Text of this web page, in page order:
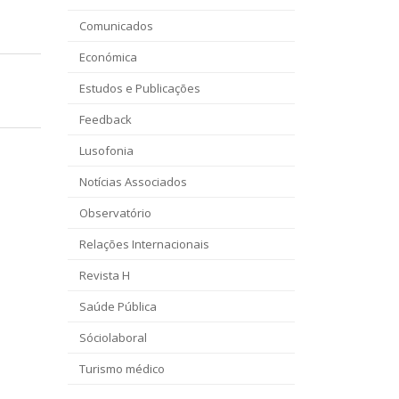
Comunicados
Económica
Estudos e Publicações
Feedback
Lusofonia
Notícias Associados
Observatório
Relações Internacionais
Revista H
Saúde Pública
Sóciolaboral
Turismo médico